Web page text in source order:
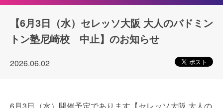
【6月3日（水）セレッソ大阪 大人のバドミン
トン塾尼崎校 中止】のお知らせ
2026.06.02